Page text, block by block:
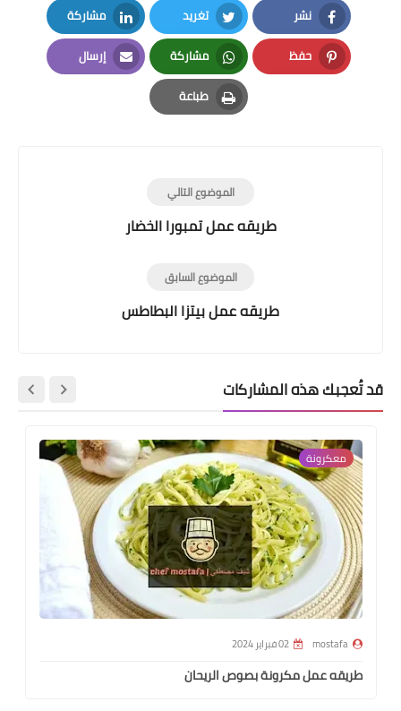
نشر
Facebook
تغريد
Twitter
مشاركة
LinkedIn
حفظ
Pinterest
مشاركة
Whatsapp
إرسال
Email
طباعة
Print
الموضوع التالي
طريقه عمل تمبورا الخضار
الموضوع السابق
طريقه عمل بيتزا البطاطس
قد تُعجبك هذه المشاركات
معكرونة
mostafa 02 فبراير 2024
طريقه عمل مكرونة بصوص الريحان